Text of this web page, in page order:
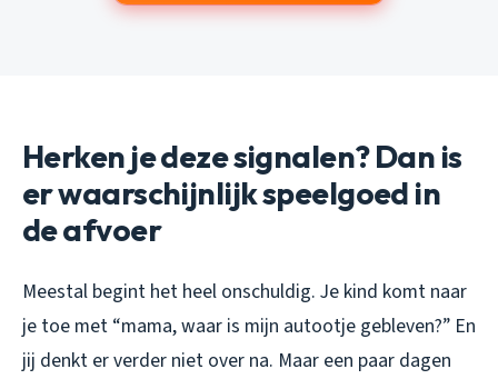
Herken je deze signalen? Dan is
er waarschijnlijk speelgoed in
de afvoer
Meestal begint het heel onschuldig. Je kind komt naar
je toe met “mama, waar is mijn autootje gebleven?” En
jij denkt er verder niet over na. Maar een paar dagen